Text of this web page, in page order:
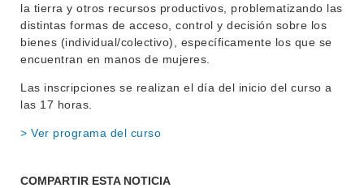
la tierra y otros recursos productivos, problematizando las
distintas formas de acceso, control y decisión sobre los
bienes (individual/colectivo), específicamente los que se
encuentran en manos de mujeres.
Las inscripciones se realizan el día del inicio del curso a
las 17 horas.
> Ver programa del curso
COMPARTIR ESTA NOTICIA